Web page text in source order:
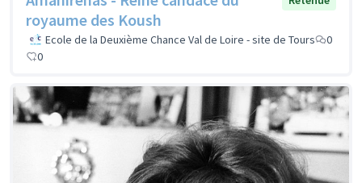
royaume des Koush
Ecole de la Deuxième Chance Val de Loire - site de Tours
0
0